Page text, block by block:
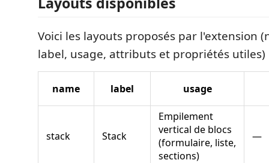
Voici les layouts proposés par l'extension
label, usage, attributs et propriétés utiles)
name label usage
stack Stack
Empilement
vertical de blocs
(formulaire, liste,
sections)
—